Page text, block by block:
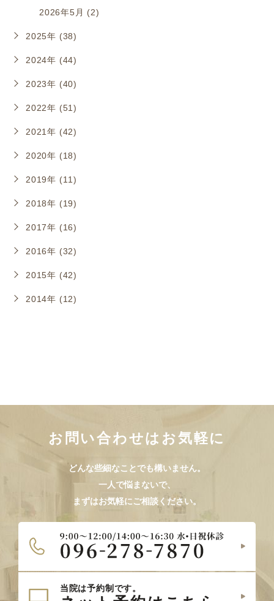
2026年5月 (2)
2025年 (38)
2024年 (44)
2023年 (40)
2022年 (51)
2021年 (42)
2020年 (18)
2019年 (11)
2018年 (19)
2017年 (16)
2016年 (32)
2015年 (42)
2014年 (12)
お問い合わせはお気軽に
どんな些細なことでも構いません。
一人で悩まないで、
まずはお気軽にご相談ください。